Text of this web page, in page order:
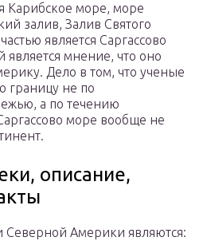
Карибское море, море
залив, Залив Святого
является Саргассово
мнение, что оно
Дело в том, что ученые
границу не по
а по течению
море вообще не
описание,
Америки являются: